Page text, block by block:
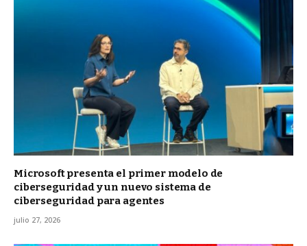
Microsoft presenta el primer modelo de
ciberseguridad y un nuevo sistema de
ciberseguridad para agentes
julio 27, 2026